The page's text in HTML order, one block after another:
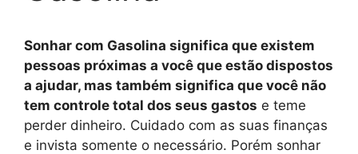
Sonhar com Gasolina significa que existem
pessoas próximas a você que estão dispostos
a ajudar, mas também significa que você não
tem controle total dos seus gastos e teme
perder dinheiro. Cuidado com as suas finanças
e invista somente o necessário. Porém sonhar